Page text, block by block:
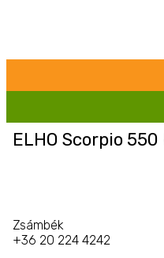
ELHO Scorpio
Zsámbék
+36 20 224 4242